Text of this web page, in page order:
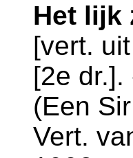
Het lijk
[vert.
[2e
(Een
Vert.